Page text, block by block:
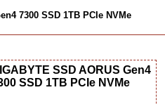
7300 SSD 1TB PCIe NVMe
SSD AORUS Gen4
SSD 1TB PCIe NVMe